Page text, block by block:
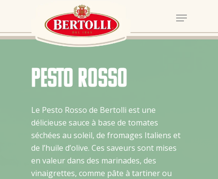
Pesto Rosso
Le Pesto Rosso de Bertolli est une
délicieuse sauce à base de tomates
séchées au soleil, de fromages Italiens et
de l’huile d’olive. Ces saveurs sont mises
en valeur dans des marinades, des
vinaigrettes, comme pâte à tartiner ou